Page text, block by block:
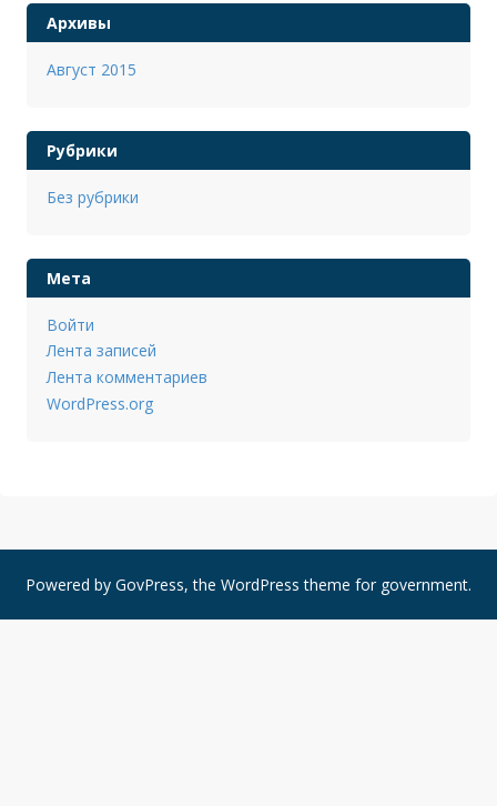
Архивы
Август 2015
Рубрики
Без рубрики
Мета
Войти
Лента записей
Лента комментариев
WordPress.org
Powered by GovPress, the WordPress theme for government.